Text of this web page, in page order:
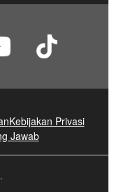
Kebijakan Privasi
Jawab